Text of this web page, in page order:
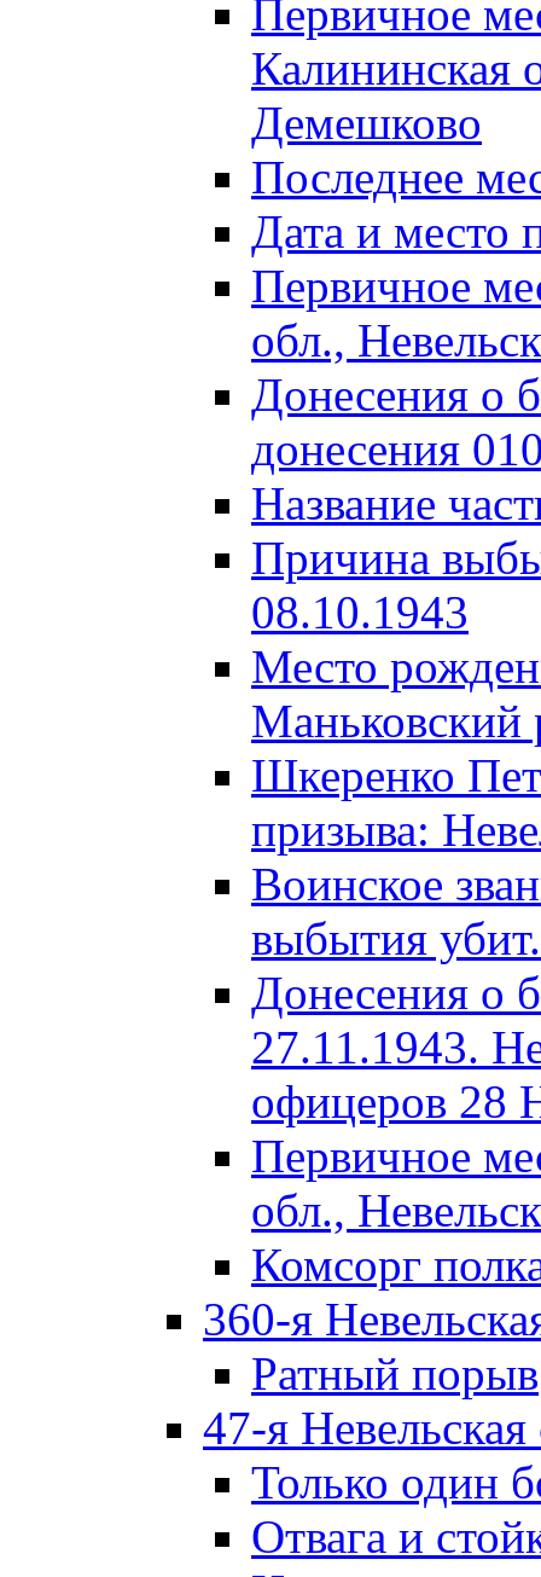
Первичное
Калининская
Демешково
Последнее
Дата и место
Первичное
обл.,
Донесения о
донесения
Название
Причина
08.10.1943
Место
Маньковский
Шкеренко
призыва:
Воинское
выбытия убит.
Донесения о
27.11.1943.
офицеров 28
Первичное
обл.,
Комсорг
360-я
Ратный порыв
47-я Невельская
Только один
Отвага и